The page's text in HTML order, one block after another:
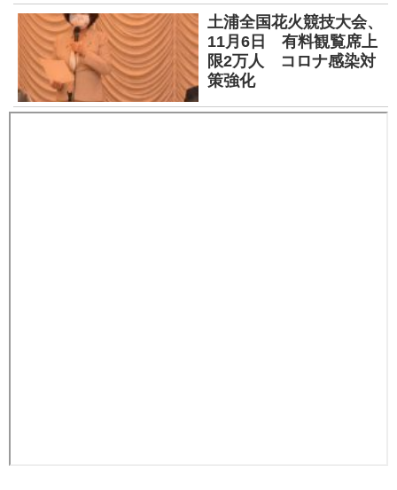
土浦全国花火競技大会、
11月6日 有料観覧席上
限2万人 コロナ感染対
策強化